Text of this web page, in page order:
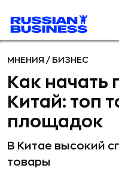
МНЕНИЯ / БИЗНЕС
Как начать
Китай: топ
площадок
В Китае высокий
товары